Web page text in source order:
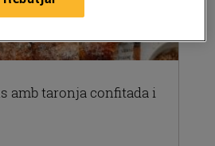
amb taronja confitada i